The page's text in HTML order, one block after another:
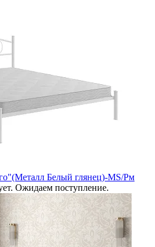
Белый глянец)-MS/Рм
Ожидаем поступление.